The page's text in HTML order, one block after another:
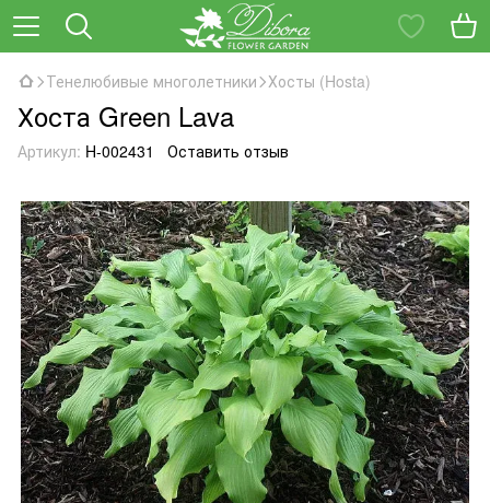
Тенелюбивые многолетники Хосты (Hosta)
Хоста Green Lava
Артикул: H-002431 Оставить отзыв